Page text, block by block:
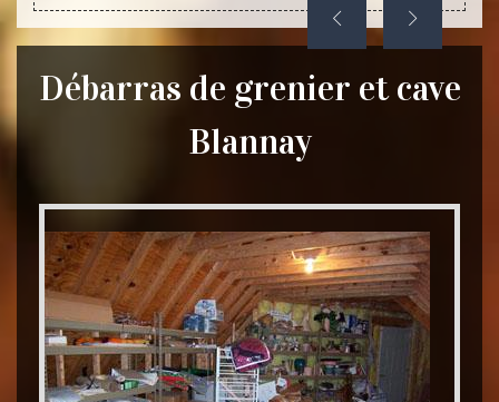
Débarras de grenier et cave
Blannay